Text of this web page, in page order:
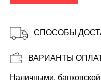
Копировать
СПОСОБЫ
ВАРИАНТЫ
Наличными, банковской